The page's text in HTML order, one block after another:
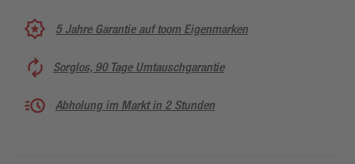
5 Jahre Garantie auf toom Eigenmarken
Sorglos, 90 Tage Umtauschgarantie
Abholung im Markt in 2 Stunden